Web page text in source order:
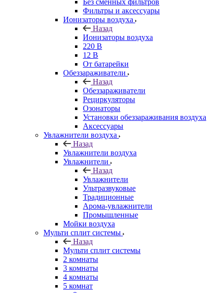
Без сменных фильтров
Фильтры и аксессуары
Ионизаторы воздуха
Назад
Ионизаторы воздуха
220 В
12 В
От батарейки
Обеззараживатели
Назад
Обеззараживатели
Рециркуляторы
Озонаторы
Установки обеззараживания воздуха
Аксессуары
Увлажнители воздуха
Назад
Увлажнители воздуха
Увлажнители
Назад
Увлажнители
Ультразвуковые
Традиционные
Арома-увлажнители
Промышленные
Мойки воздуха
Мульти сплит системы
Назад
Мульти сплит системы
2 комнаты
3 комнаты
4 комнаты
5 комнат